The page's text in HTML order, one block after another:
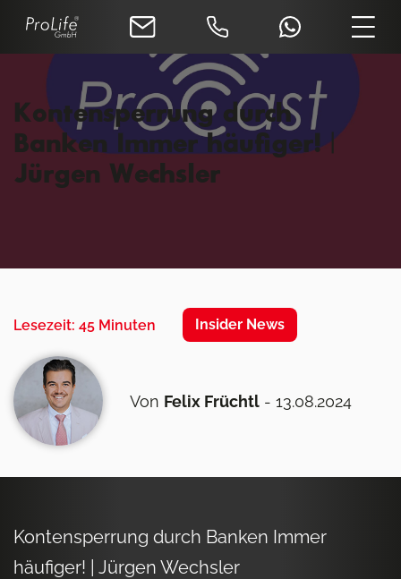
Kontensperrung durch
Banken Immer häufiger! |
Jürgen Wechsler
Lesezeit: 45 Minuten Insider News
Von Felix Früchtl - 13.08.2024
Kontensperrung durch Banken Immer
häufiger! | Jürgen Wechsler